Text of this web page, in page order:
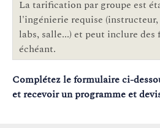
La tarification par groupe est
l'ingénierie requise
labs, salle...) et peut inclure des
échéant.
Complétez le formulaire ci-
et recevoir un programme et